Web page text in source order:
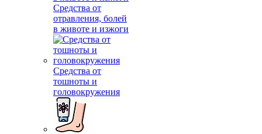
Средства от
отравления, болей
в животе и изжоги
Средства от
тошноты и
головокружения